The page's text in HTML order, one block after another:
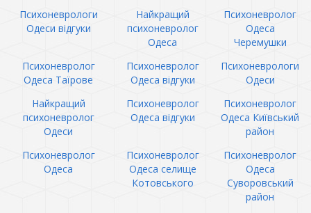
Психоневрологи
Одеси відгуки
Найкращий
психоневролог
Одеса
Психоневролог
Одеса
Черемушки
Психоневролог
Одеса Таїрове
Психоневролог
Одеса відгуки
Психоневрологи
Одеси
Найкращий
психоневролог
Одеси
Психоневролог
Одеса відгуки
Психоневролог
Одеса Київський
район
Психоневролог
Одеса
Психоневролог
Одеса селище
Котовського
Психоневролог
Одеса
Суворовський
район